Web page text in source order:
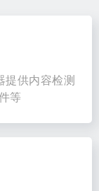
提供内容检测
等